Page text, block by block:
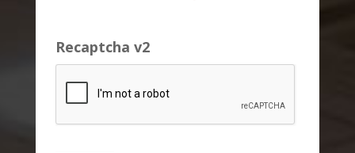
Recaptcha v2